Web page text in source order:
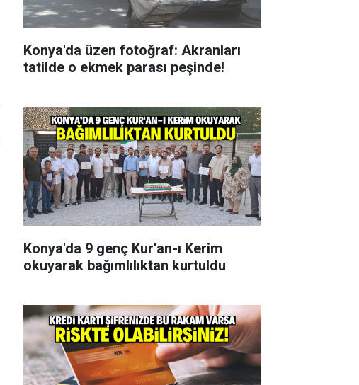
Konya'da üzen fotoğraf: Akranları
tatilde o ekmek parası peşinde!
Konya'da 9 genç Kur'an-ı Kerim
okuyarak bağımlılıktan kurtuldu